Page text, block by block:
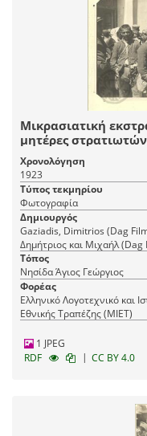
Μικρασιατική
μητέρες
παιδιά τους από
Χρονολόγηση
1923
Τύπος τεκμηρίου
Φωτογραφία
Δημιουργός
Gaziadis, Dimitrios (Dag Films) Athens, 1 Mitropoleos Str.,
Τόπος
Νησίδα Άγιος Γεώργιος
Φορέας
Ελληνικό Λογοτεχνικό και
Εθνικής Τραπέζης (ΜΙΕΤ)
1 JPEG
RDF
| CC BY 4.0